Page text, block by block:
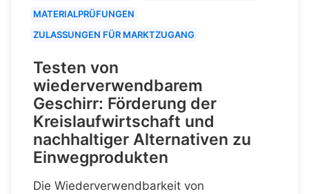
MATERIALPRÜFUNGEN
ZULASSUNGEN FÜR MARKTZUGANG
Testen von
wiederverwendbarem
Geschirr: Förderung der
Kreislaufwirtschaft und
nachhaltiger Alternativen zu
Einwegprodukten
Die Wiederverwendbarkeit von